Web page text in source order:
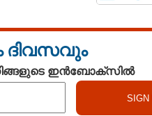
ദിവസവും
ഇൻബോക്സിൽ